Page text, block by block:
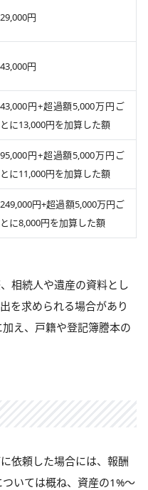
29,000円
43,000円
43,000円+超過額5,000万円ご
とに13,000円を加算した額
95,000円+超過額5,000万円ご
とに11,000円を加算した額
249,000円+超過額5,000万円ご
とに8,000円を加算した額
相続人や遺産の資料とし
を求められる場合があり
え、戸籍や登記簿謄本の
依頼した場合には、報酬
いては概ね、資産の1%～